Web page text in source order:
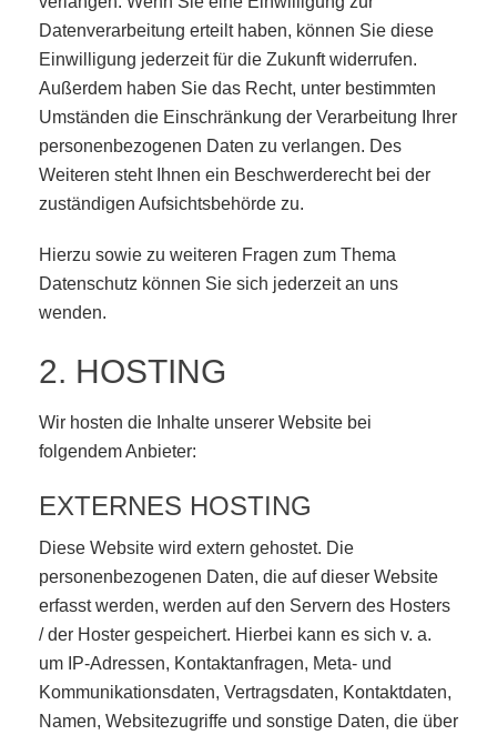
Datenverarbeitung erteilt haben, können Sie diese
Einwilligung jederzeit für die Zukunft widerrufen.
Außerdem haben Sie das Recht, unter bestimmten
Umständen die Einschränkung der Verarbeitung Ihrer
personenbezogenen Daten zu verlangen. Des
Weiteren steht Ihnen ein Beschwerderecht bei der
zuständigen Aufsichtsbehörde zu.
Hierzu sowie zu weiteren Fragen zum Thema
Datenschutz können Sie sich jederzeit an uns
wenden.
2. HOSTING
Wir hosten die Inhalte unserer Website bei
folgendem Anbieter:
EXTERNES HOSTING
Diese Website wird extern gehostet. Die
personenbezogenen Daten, die auf dieser Website
erfasst werden, werden auf den Servern des Hosters
/ der Hoster gespeichert. Hierbei kann es sich v. a.
um IP-Adressen, Kontaktanfragen, Meta- und
Kommunikationsdaten, Vertragsdaten, Kontaktdaten,
Namen, Websitezugriffe und sonstige Daten, die über